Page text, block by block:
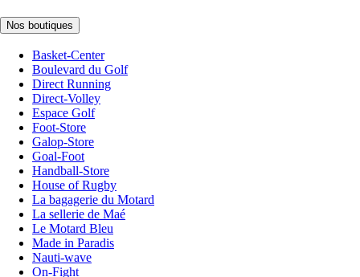
Nos boutiques
Basket-Center
Boulevard du Golf
Direct Running
Direct-Volley
Espace Golf
Foot-Store
Galop-Store
Goal-Foot
Handball-Store
House of Rugby
La bagagerie du Motard
La sellerie de Maé
Le Motard Bleu
Made in Paradis
Nauti-wave
On-Fight